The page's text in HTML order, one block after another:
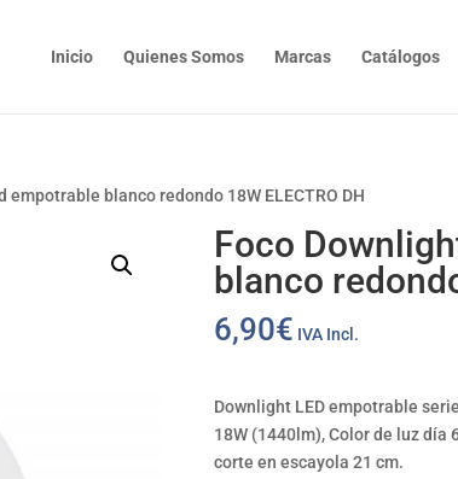
Inicio Quienes Somos Marcas Catálogos
empotrable blanco redondo 18W ELECTRO DH
Foco
blanco
6,90€ IVA Incl.
Downlight LED empotrable
18W (1440lm), Color de luz día
corte en escayola 21 cm.